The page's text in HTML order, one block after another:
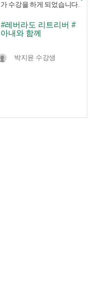
가 수강을 하게 되었습니다.
#레버라도 리트리버 #
아내와 함께
박지윤 수강생